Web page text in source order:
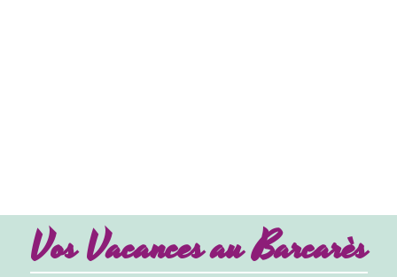
Vos Vacances au Barcarès